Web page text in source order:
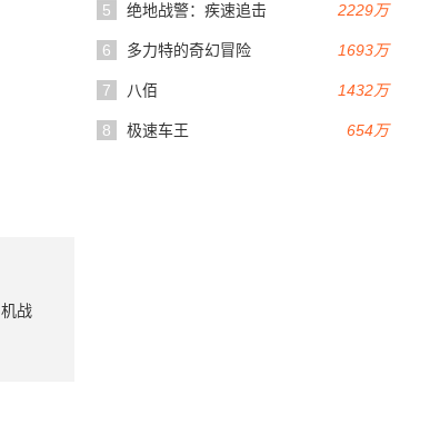
2229万
5 绝地战警：疾速追击
1693万
6 多力特的奇幻冒险
1432万
7 八佰
654万
8 极速车王
机战